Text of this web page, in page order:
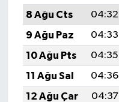
8 Ağu Cts
04:32
9 Ağu Paz
04:33
10 Ağu Pts
04:35
11 Ağu Sal
04:36
12 Ağu Çar
04:37